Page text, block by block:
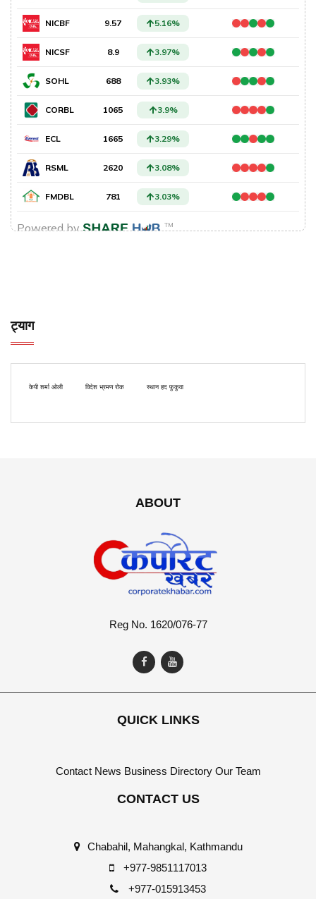
ट्याग
केपी शर्मा ओली विदेश भ्रमण रोक स्थान हद फुकुवा
ABOUT
Reg No. 1620/076-77
QUICK LINKS
Contact News Business Directory Our Team
CONTACT US
Chabahil, Mahangkal, Kathmandu
+977-9851117013
+977-015913453